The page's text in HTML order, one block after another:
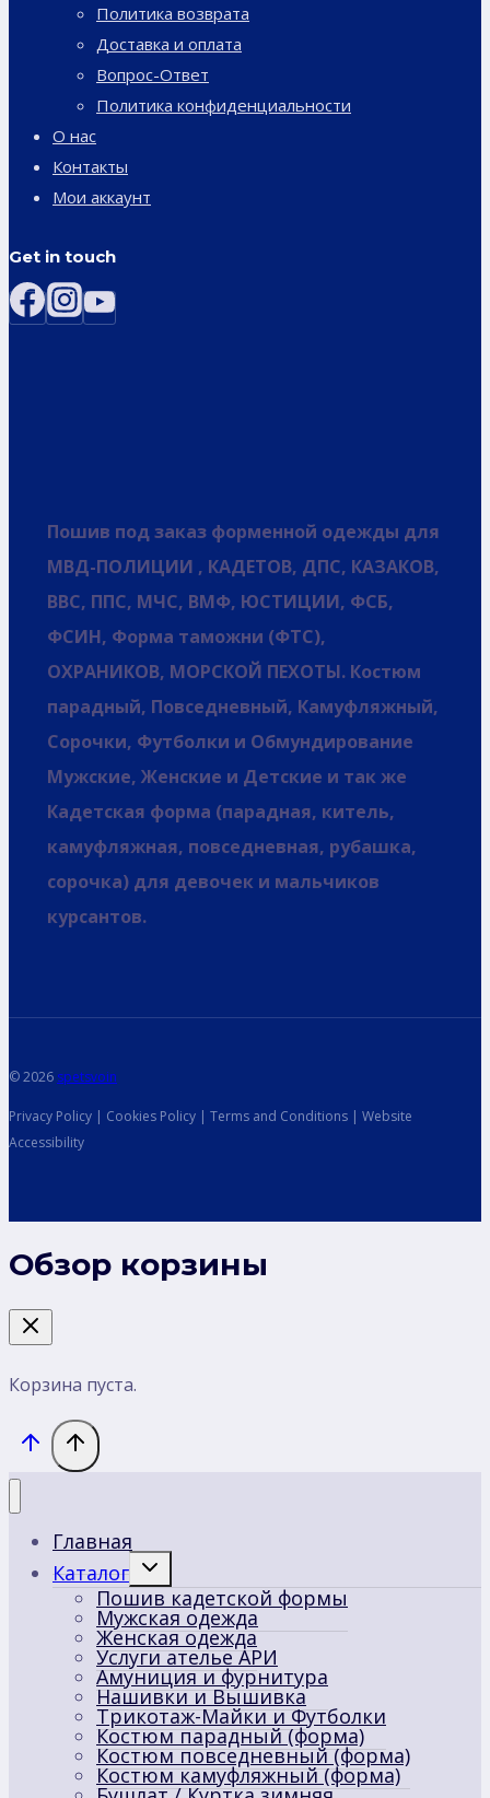
Политика возврата
Доставка и оплата
Вопрос-Ответ
Политика конфиденциальности
О нас
Контакты
Мои аккаунт
Get in touch
Пошив под заказ форменной одежды для
МВД-ПОЛИЦИИ , КАДЕТОВ, ДПС, КАЗАКОВ,
ВВС, ППС, МЧС, ВМФ, ЮСТИЦИИ, ФСБ,
ФСИН, Форма таможни (ФТС),
ОХРАНИКОВ, МОРСКОЙ ПЕХОТЫ. Костюм
парадный, Повседневный, Камуфляжный,
Сорочки, Футболки и Обмундирование
Мужские, Женские и Детские и так же
Кадетская форма (парадная, китель,
камуфляжная, повседневная, рубашка,
сорочка) для девочек и мальчиков
курсантов.
© 2026 spetsvoin
Privacy Policy | Cookies Policy | Terms and Conditions | Website
Accessibility
Обзор корзины
Корзина пуста.
Главная
Каталог
Переключить
меню
Пошив кадетской формы
Мужская одежда
Женская одежда
Услуги ателье АРИ
Амуниция и фурнитура
Нашивки и Вышивка
Трикотаж-Майки и Футболки
Костюм парадный (форма)
Костюм повседневный (форма)
Костюм камуфляжный (форма)